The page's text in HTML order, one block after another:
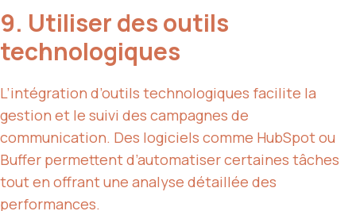
9. Utiliser des outils
technologiques
L’intégration d’outils technologiques facilite la
gestion et le suivi des campagnes de
communication. Des logiciels comme HubSpot ou
Buffer permettent d’automatiser certaines tâches
tout en offrant une analyse détaillée des
performances.